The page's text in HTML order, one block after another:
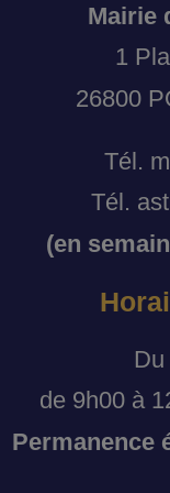
Mairie
1
26800
Tél.
Tél.
(en
de 9h00 à
Permanence